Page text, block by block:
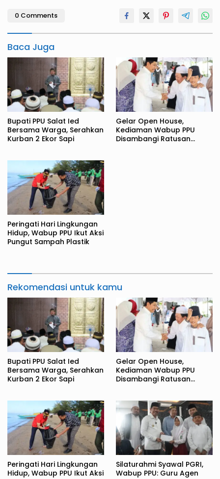
0 Comments
Baca Juga
Bupati PPU Salat Ied
Bersama Warga, Serahkan
Kurban 2 Ekor Sapi
Gelar Open House,
Kediaman Wabup PPU
Disambangi Ratusan
Peringati Hari Lingkungan
Hidup, Wabup PPU Ikut Aksi
Pungut Sampah Plastik
Rekomendasi untuk kamu
Bupati PPU Salat Ied
Bersama Warga, Serahkan
Kurban 2 Ekor Sapi
Gelar Open House,
Kediaman Wabup PPU
Disambangi Ratusan
Peringati Hari Lingkungan
Hidup, Wabup PPU Ikut Aksi
Silaturahmi Syawal PGRI,
Wabup PPU: Guru Agen